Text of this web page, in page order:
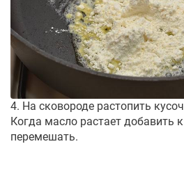
4. На сковороде растопить
Когда масло растает добавить
перемешать.